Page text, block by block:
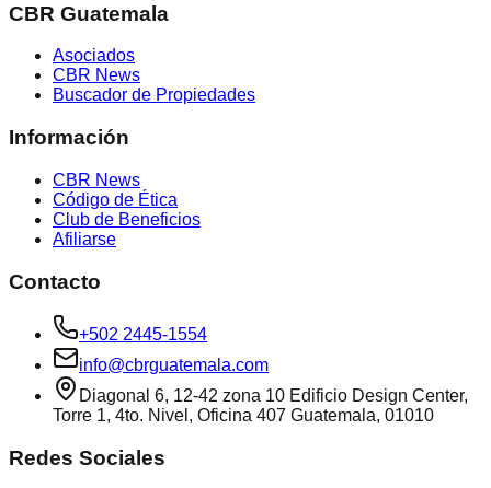
CBR Guatemala
Asociados
CBR News
Buscador de Propiedades
Información
CBR News
Código de Ética
Club de Beneficios
Afiliarse
Contacto
+502 2445-1554
info@cbrguatemala.com
Diagonal 6, 12-42 zona 10 Edificio Design Center,
Torre 1, 4to. Nivel, Oficina 407 Guatemala, 01010
Redes Sociales